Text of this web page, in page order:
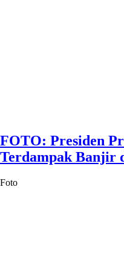
FOTO: Presiden
Terdampak Banjir
Foto